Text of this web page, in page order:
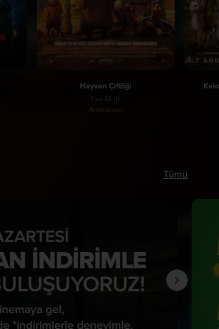
Hayvan Çiftliği
1 sa 36 dk
Animasyon
Tümü